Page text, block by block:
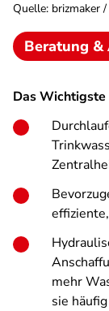
Quelle: brizmaker
Beratung &
Das Wichtigste
mehr
sie